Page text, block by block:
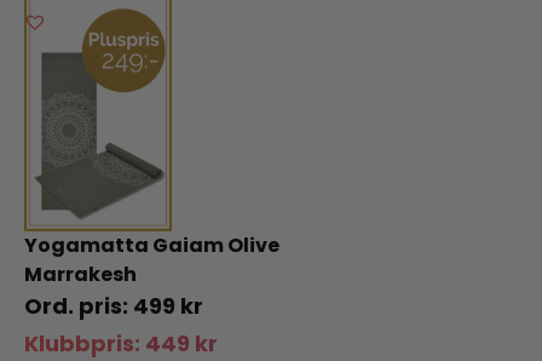
Yogamatta Gaiam Olive
Marrakesh
499 kr
Klubbpris: 449 kr